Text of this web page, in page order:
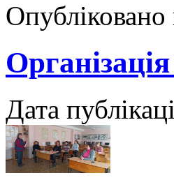
Опубліковано
Дата